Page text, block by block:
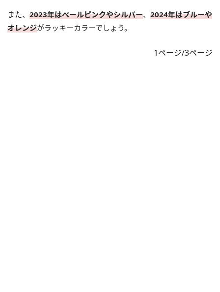
また、 2023年はペールピンクやシルバー、 2024年はブルーや
オレンジがラッキーカラーでしょう。
1ページ/3ページ